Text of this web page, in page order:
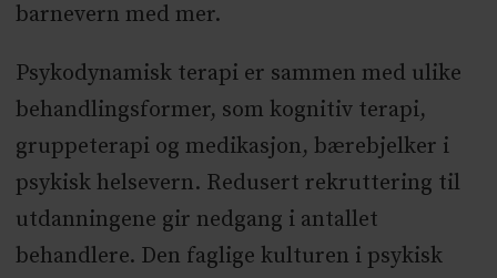
barnevern med mer.
Psykodynamisk terapi er sammen med ulike
behandlingsformer, som kognitiv terapi,
gruppeterapi og medikasjon, bærebjelker i
psykisk helsevern. Redusert rekruttering til
utdanningene gir nedgang i antallet
behandlere. Den faglige kulturen i psykisk